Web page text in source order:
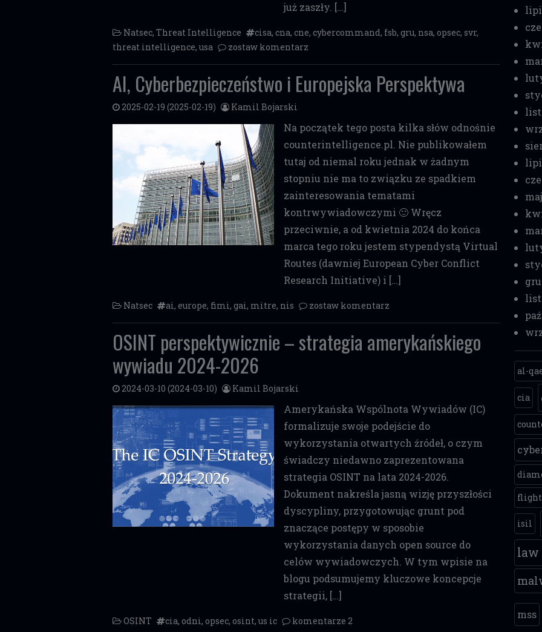
już zaszły. […]
Natsec, Threat Intelligence cisa, cna, cne, cybercommand, fsb, gru, nsa, opsec, svr,
threat intelligence, usa zostaw komentarz
AI, Cyberbezpieczeństwo i Europejska Perspektywa
2025-02-19 (2025-02-19) Kamil Bojarski
Na początek tego posta kilka słów odnośnie
counterintelligence.pl. Nie publikowałem
tutaj od niemal roku jednak w żadnym
stopniu nie ma to związku ze spadkiem
zainteresowania tematami
kontrwywiadowczymi 🙂 Wręcz
przeciwnie, a od kwietnia 2024 do końca
marca tego roku jestem stypendystą Virtual
Routes (dawniej European Cyber Conflict
Research Initiative) i […]
Natsec ai, europe, fimi, gai, mitre, nis zostaw komentarz
OSINT perspektywicznie – strategia amerykańskiego
wywiadu 2024-2026
2024-03-10 (2024-03-10) Kamil Bojarski
Amerykańska Wspólnota Wywiadów (IC)
formalizuje swoje podejście do
wykorzystania otwartych źródeł, o czym
świadczy niedawno zaprezentowana
strategia OSINT na lata 2024-2026.
Dokument nakreśla jasną wizję przyszłości
dyscypliny, przygotowując grunt pod
znaczące postępy w sposobie
wykorzystania danych open source do
celów wywiadowczych. W tym wpisie na
blogu podsumujemy kluczowe koncepcje
strategii, […]
OSINT cia, odni, opsec, osint, us ic komentarze 2
al-
cia
isil
law
mss